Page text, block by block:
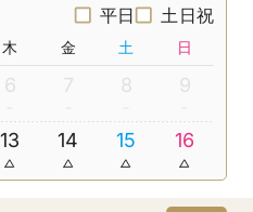
平日 土日祝
木 金 土 日
6 7 8 9
13 14 15 16